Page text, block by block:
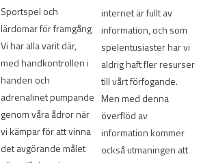
Sportspel och
lärdomar för framgång
Vi har alla varit där,
med handkontrollen i
handen och
adrenalinet pumpande
genom våra ådror när
vi kämpar för att vinna
det avgörande målet
internet är fullt av
information, och som
spelentusiaster har vi
aldrig haft fler resurser
till vårt förfogande.
Men med denna
överflöd av
information kommer
också utmaningen att